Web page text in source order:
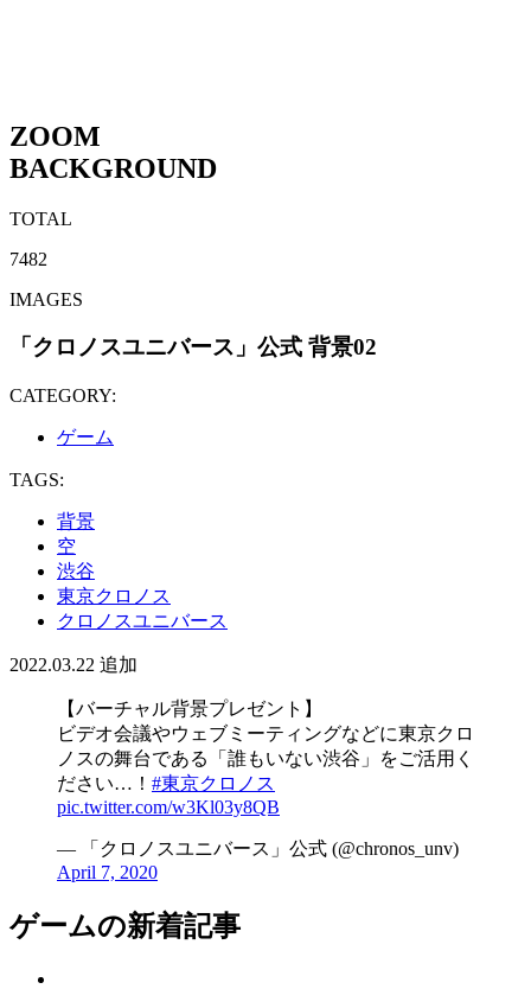
ZOOM
BACKGROUND
TOTAL
7482
IMAGES
「クロノスユニバース」公式 背景02
CATEGORY:
ゲーム
TAGS:
背景
空
渋谷
東京クロノス
クロノスユニバース
2022.03.22 追加
【バーチャル背景プレゼント】
ビデオ会議やウェブミーティングなどに東京クロ
ノスの舞台である「誰もいない渋谷」をご活用く
ださい…！ #東京クロノス
pic.twitter.com/w3Kl03y8QB
— 「クロノスユニバース」公式 (@chronos_unv)
April 7, 2020
ゲームの新着記事